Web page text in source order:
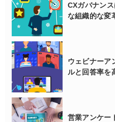
CXガバナン
な組織的な変
ウェビナーア
ルと回答率を
営業アンケー